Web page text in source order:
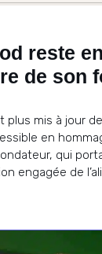
manger :
« Il faut apprendre
reste
de son
plus mis à jour
en
qui
engagée de